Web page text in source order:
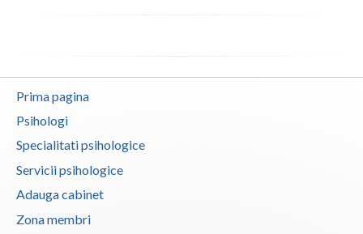
Prima pagina
Psihologi
Specialitati psihologice
Servicii psihologice
Adauga cabinet
Zona membri